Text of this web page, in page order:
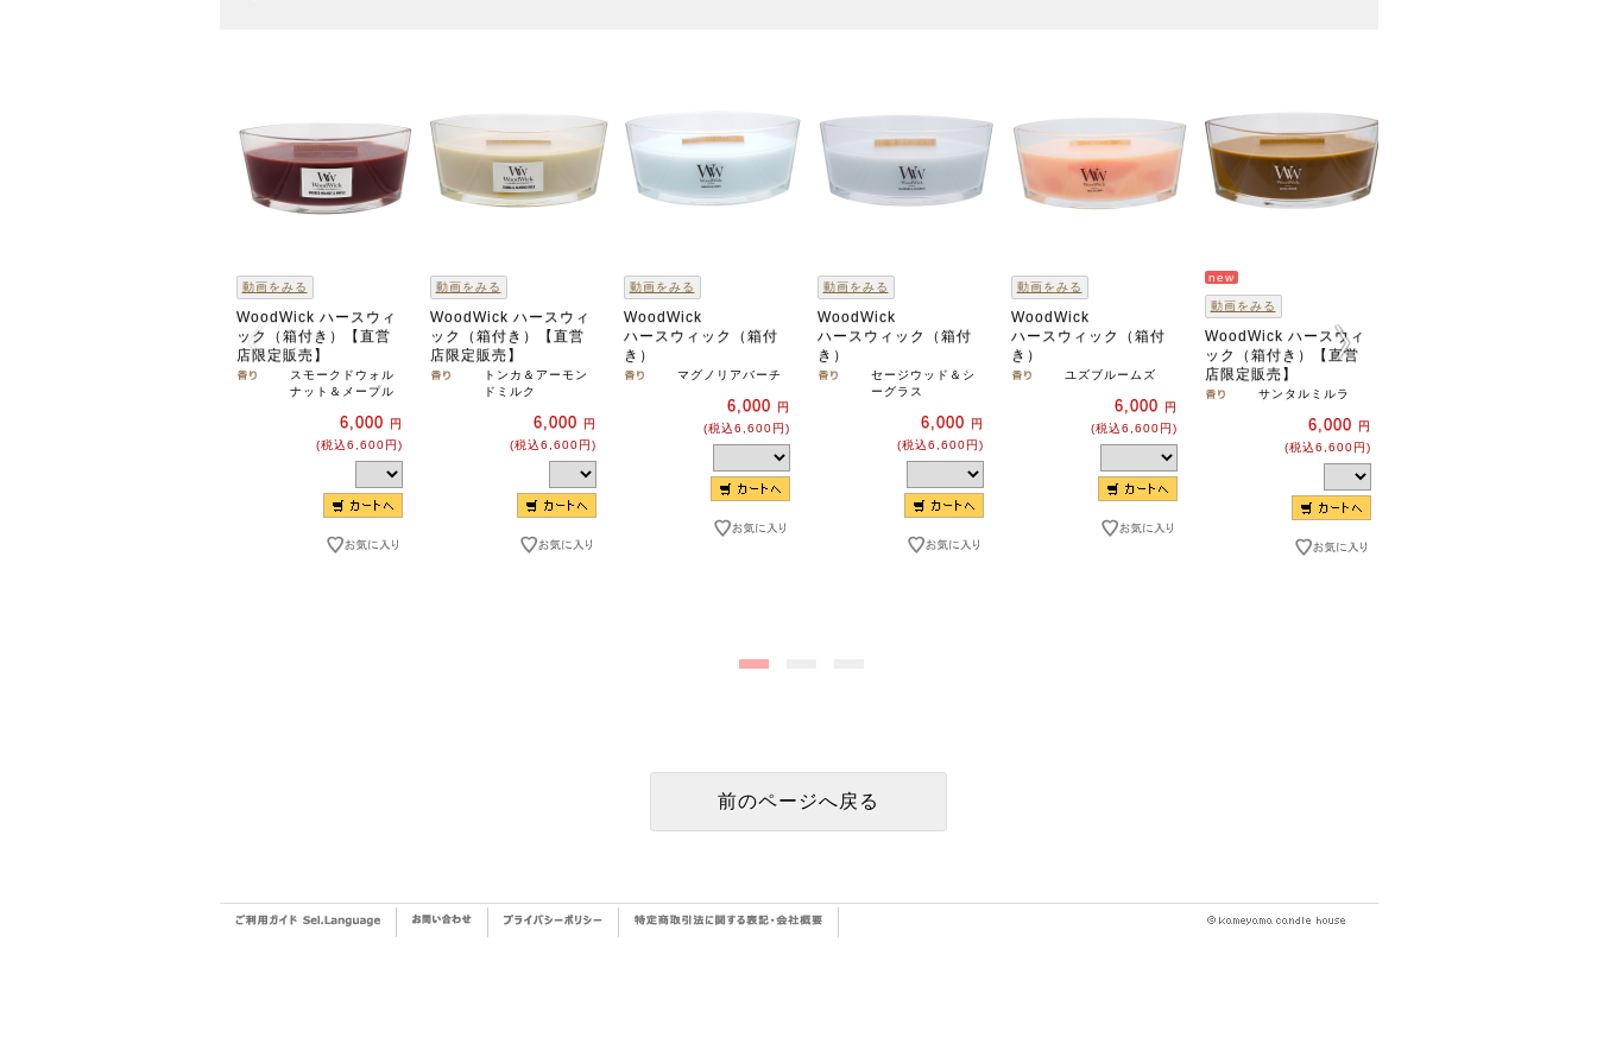
動画をみる
WoodWick ハースウィ
ック（箱付き）【直営
店限定販売】
スモークドウォル
ナット＆メープル
6,000
円
(税込6,600円)
動画をみる
WoodWick ハースウィ
ック（箱付き）【直営
店限定販売】
トンカ＆アーモン
ドミルク
6,000
円
(税込6,600円)
動画をみる
WoodWick
ハースウィック（箱付
き）
マグノリアバーチ
6,000
円
(税込6,600円)
動画をみる
WoodWick
ハースウィック（箱付
き）
セージウッド＆シ
ーグラス
6,000
円
(税込6,600円)
動画をみる
WoodWick
ハースウィック（箱付
き）
ユズブルームズ
6,000
円
(税込6,600円)
new
動画をみる
WoodWick ハースウィ
ック（箱付き）【直営
店限定販売】
サンタルミルラ
6,000
円
(税込6,600円)